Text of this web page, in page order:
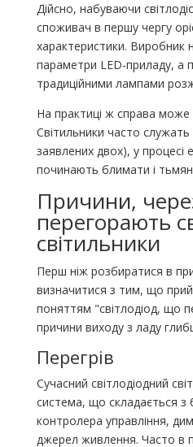
Дійсно, набуваючи
споживач в першу чергу
характеристики. Виробник
параметри LED-приладу, а
традиційними лампами
На практиці ж справа може
Світильники часто
заявлених двох), у процесі
починають блимати і
Причини,
перегорають
світильники
Перш ніж розбиратися в
визначитися з тим, що
поняттям "світлодіод, що
причини виходу з ладу
Перегрів
Сучасний світлодіодний
система, що складається з
контролера управління,
джерел живлення. Часто в